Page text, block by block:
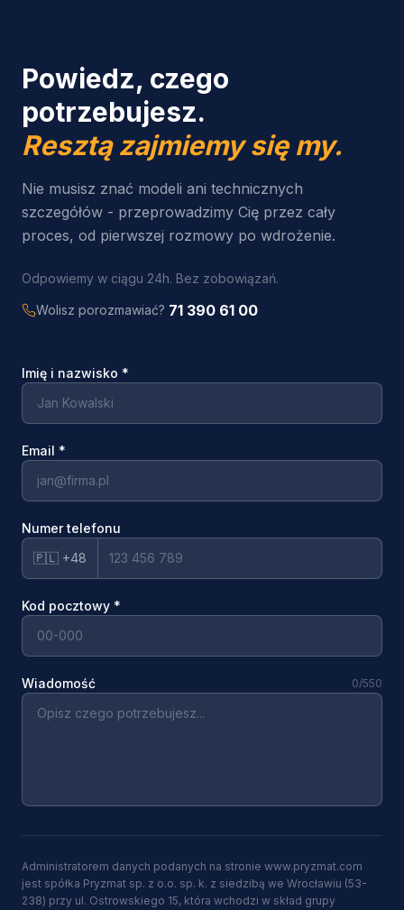
Powiedz, czego
potrzebujesz.
Resztą zajmiemy się my.
Nie musisz znać modeli ani technicznych
szczegółów - przeprowadzimy Cię przez cały
proces, od pierwszej rozmowy po wdrożenie.
Odpowiemy w ciągu 24h. Bez zobowiązań.
Wolisz porozmawiać? 71 390 61 00
Imię i nazwisko *
Email *
Numer telefonu
🇵🇱 +48
Kod pocztowy *
Wiadomość 0/550
Administratorem danych podanych na stronie www.pryzmat.com
jest spółka Pryzmat sp. z o.o. sp. k. z siedzibą we Wrocławiu (53-
238) przy ul. Ostrowskiego 15, która wchodzi w skład grupy